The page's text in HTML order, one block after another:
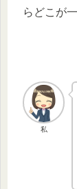
らどこが
私